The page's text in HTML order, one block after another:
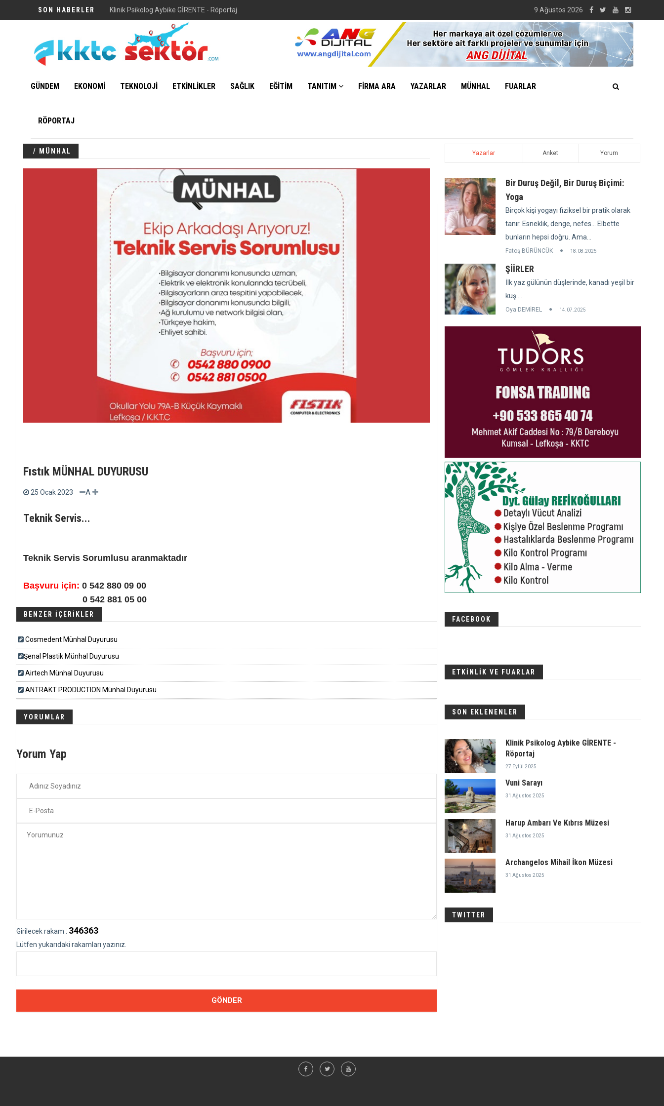
SON HABERLER Klinik Psikolog Aybike GİRENTE - Röportaj 9 Ağustos 2026
GÜNDEM EKONOMİ TEKNOLOJİ ETKİNLİKLER SAĞLIK EĞİTİM TANITIM FİRMA ARA YAZARLAR MÜNHAL FUARLAR
RÖPORTAJ
/ MÜNHAL
Fıstık MÜNHAL DUYURUSU
25 Ocak 2023 A
Teknik Servis...
Teknik Servis Sorumlusu aranmaktadır
Başvuru için: 0 542 880 09 00
0 542 881 05 00
BENZER İÇERİKLER
Cosmedent Münhal Duyurusu
​​​Şenal Plastik Münhal Duyurusu
Airtech Münhal Duyurusu
ANTRAKT PRODUCTION Münhal Duyurusu
YORUMLAR
Yorum Yap
Girilecek rakam : 346363
Lütfen yukarıdaki rakamları yazınız.
Yazarlar Anket Yorum
Bir Duruş Değil, Bir Duruş Biçimi:
Yoga
Birçok kişi yogayı fiziksel bir pratik olarak
tanır. Esneklik, denge, nefes... Elbette
bunların hepsi doğru. Ama...
Fatoş BÜRÜNCÜK 18.08.2025
ŞİİRLER
İlk yaz gülünün düşlerinde, kanadı yeşil bir
kuş ...
Oya DEMİREL 14.07.2025
FACEBOOK
ETKİNLİK VE FUARLAR
SON EKLENENLER
Klinik Psikolog Aybike GİRENTE -
Röportaj
27 Eylül 2025
Vuni Sarayı
31 Ağustos 2025
Harup Ambarı Ve Kıbrıs Müzesi
31 Ağustos 2025
Archangelos Mihail İkon Müzesi
31 Ağustos 2025
TWITTER